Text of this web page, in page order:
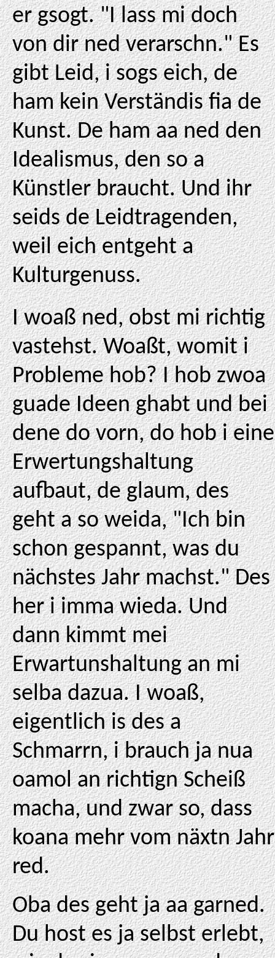
er gsogt. "I lass mi doch
von dir ned verarschn." Es
gibt Leid, i sogs eich, de
ham kein Verständis fia de
Kunst. De ham aa ned den
Idealismus, den so a
Künstler braucht. Und ihr
seids de Leidtragenden,
weil eich entgeht a
Kulturgenuss.
I woaß ned, obst mi richtig
vastehst. Woaßt, womit i
Probleme hob? I hob zwoa
guade Ideen ghabt und bei
dene do vorn, do hob i eine
Erwertungshaltung
aufbaut, de glaum, des
geht a so weida, "Ich bin
schon gespannt, was du
nächstes Jahr machst." Des
her i imma wieda. Und
dann kimmt mei
Erwartunshaltung an mi
selba dazua. I woaß,
eigentlich is des a
Schmarrn, i brauch ja nua
oamol an richtign Scheiß
macha, und zwar so, dass
koana mehr vom näxtn Jahr
red.
Oba des geht ja aa garned.
Du host es ja selbst erlebt,